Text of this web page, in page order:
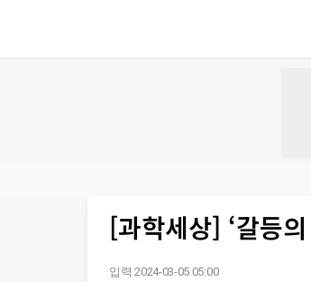
[과학세상] ‘갈등
입력 2024-03-05 05:00